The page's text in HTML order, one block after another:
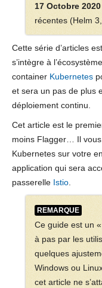
17 Octobre
récentes (Helm
Cette série d’articles
s’intègre à
container Kubernetes
et sera un pas de plus
déploiement continu.
Cet article est le
moins Flagger… Il
Kubernetes sur votre
application qui sera
passerelle Istio.
REMARQUE
Ce guide est un
à pas par les
quelques
Windows ou
cet article ne